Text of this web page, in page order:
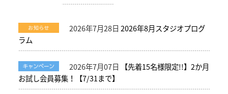
2026年7月28日 2026年8月スタジオプログ
ラム
2026年7月07日
【先着15名様限定!!】2か月
お試し会員募集！【7/31まで】